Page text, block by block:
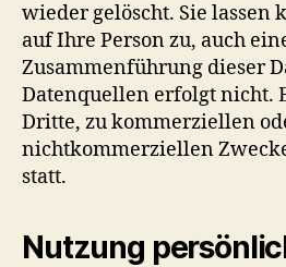
wieder gelöscht. Sie lassen
auf Ihre Person zu, auch
Zusammenführung dieser
Datenquellen erfolgt nicht.
Dritte, zu kommerziellen
nichtkommerziellen
statt.
Nutzung